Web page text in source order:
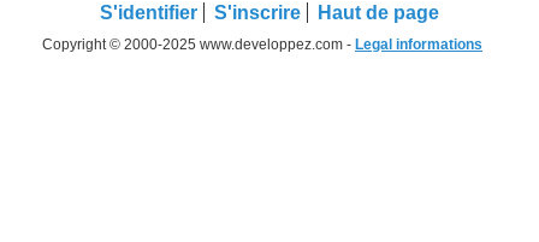
S'identifier S'inscrire Haut de page
Copyright © 2000-2025 www.developpez.com - Legal informations